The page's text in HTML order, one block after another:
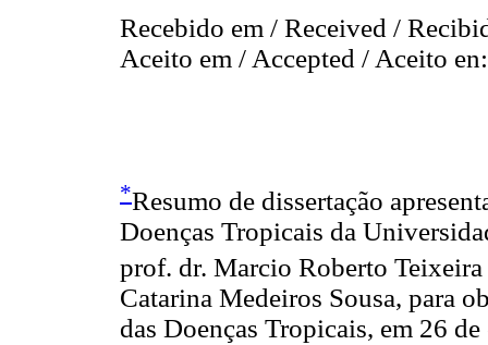
Recebido em / Received /
Aceito em / Accepted / Aceito
*Resumo de dissertação
Doenças Tropicais da
prof. dr. Marcio Roberto
Catarina Medeiros Sousa, para
das Doenças Tropicais, em 26